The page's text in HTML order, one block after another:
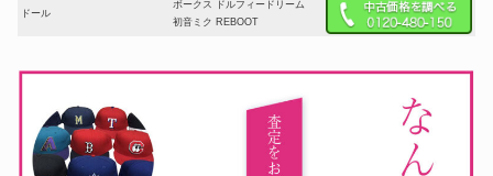
ドール
ボークス ドルフィードリーム
初音ミク REBOOT
キングサンプルボディー使用 ジ
ドール
タカラトミー ブライス リーディ